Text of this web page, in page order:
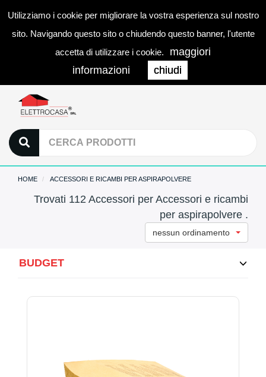
Utilizziamo i cookie per migliorare la vostra esperienza sul nostro
sito. Navigando questo sito o chiudendo questo banner, l'utente
accetta di utilizzare i cookie.
maggiori
informazioni
chiudi
0
HOME ACCESSORI E RICAMBI PER ASPIRAPOLVERE
Trovati 112 Accessori per Accessori e ricambi
per aspirapolvere .
nessun ordinamento
BUDGET